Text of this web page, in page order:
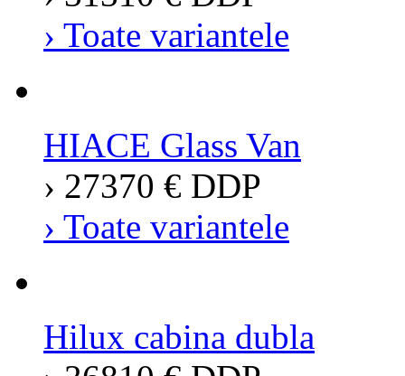
› Toate variantele
HIACE Glass Van
› 27370 € DDP
› Toate variantele
Hilux cabina dubla